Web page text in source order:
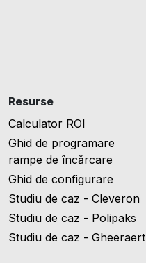
Resurse
Calculator ROI
Ghid de programare
rampe de încărcare
Ghid de configurare
Studiu de caz - Cleveron
Studiu de caz - Polipaks
Studiu de caz - Gheeraert